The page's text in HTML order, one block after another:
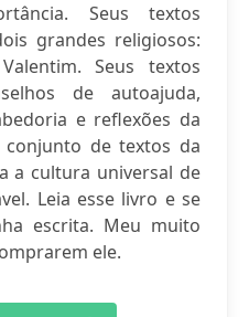
Seus textos
grandes religiosos:
Seus textos
de autoajuda,
e reflexões da
conjunto de textos da
a cultura universal de
Leia esse livro e se
escrita. Meu muito
ele.